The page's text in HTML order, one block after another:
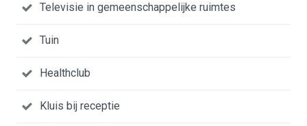
Televisie in gemeenschappelijke ruimtes
Tuin
Healthclub
Kluis bij receptie